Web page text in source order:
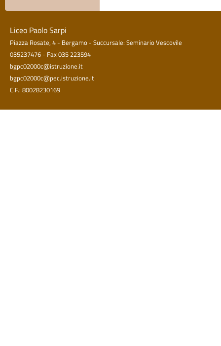
Liceo Paolo Sarpi
Piazza Rosate, 4 - Bergamo - Succursale: Seminario Vescovile
035237476 - Fax 035 223594
bgpc02000c@istruzione.it
bgpc02000c@pec.istruzione.it
C.F.: 80028230169